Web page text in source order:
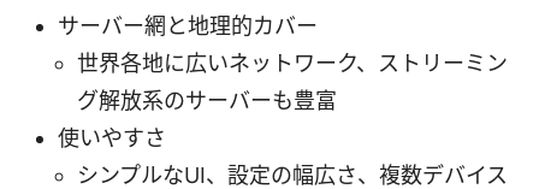
サーバー網と地理的カバー
世界各地に広いネットワーク、ストリーミン
グ解放系のサーバーも豊富
使いやすさ
シンプルなUI、設定の幅広さ、複数デバイス